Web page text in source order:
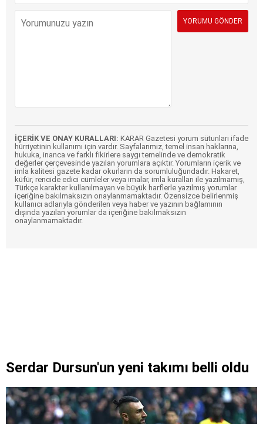
İÇERİK VE ONAY KURALLARI: KARAR Gazetesi yorum sütunları ifade
hürriyetinin kullanımı için vardır. Sayfalarımız, temel insan haklarına,
hukuka, inanca ve farklı fikirlere saygı temelinde ve demokratik
değerler çerçevesinde yazılan yorumlara açıktır. Yorumların içerik ve
imla kalitesi gazete kadar okurların da sorumluluğundadır. Hakaret,
küfür, rencide edici cümleler veya imalar, imla kuralları ile yazılmamış,
Türkçe karakter kullanılmayan ve büyük harflerle yazılmış yorumlar
içeriğine bakılmaksızın onaylanmamaktadır. Özensizce belirlenmiş
kullanıcı adlarıyla gönderilen veya haber ve yazının bağlamının
dışında yazılan yorumlar da içeriğine bakılmaksızın
onaylanmamaktadır.
Serdar Dursun'un yeni takımı belli oldu